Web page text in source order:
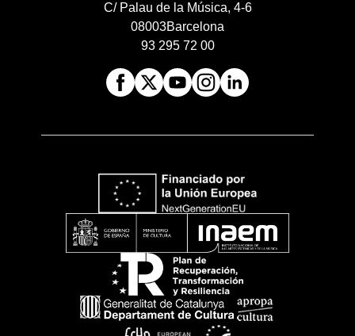
C/ Palau de la Música, 4-6
08003Barcelona
93 295 72 00